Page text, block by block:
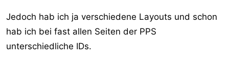
Jedoch hab ich ja verschiedene Layouts und schon
hab ich bei fast allen Seiten der PPS
unterschiedliche IDs.